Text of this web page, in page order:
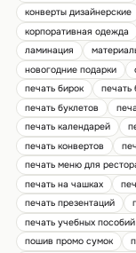
конверты дизайнерские
корпоративная одежда
ламинация
новогодние подарки
печать бирок
печать
печать буклетов
печать календарей
печать конвертов
печать меню для
печать на чашках
печать презентаций
печать учебных пособий
пошив промо сумок